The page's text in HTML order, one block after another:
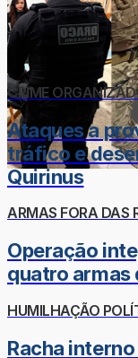
CRIME
Ataques a
tráfico e
Quirinus
ARMAS FORA DAS
Operação
quatro armas
HUMILHAÇÃO
Racha